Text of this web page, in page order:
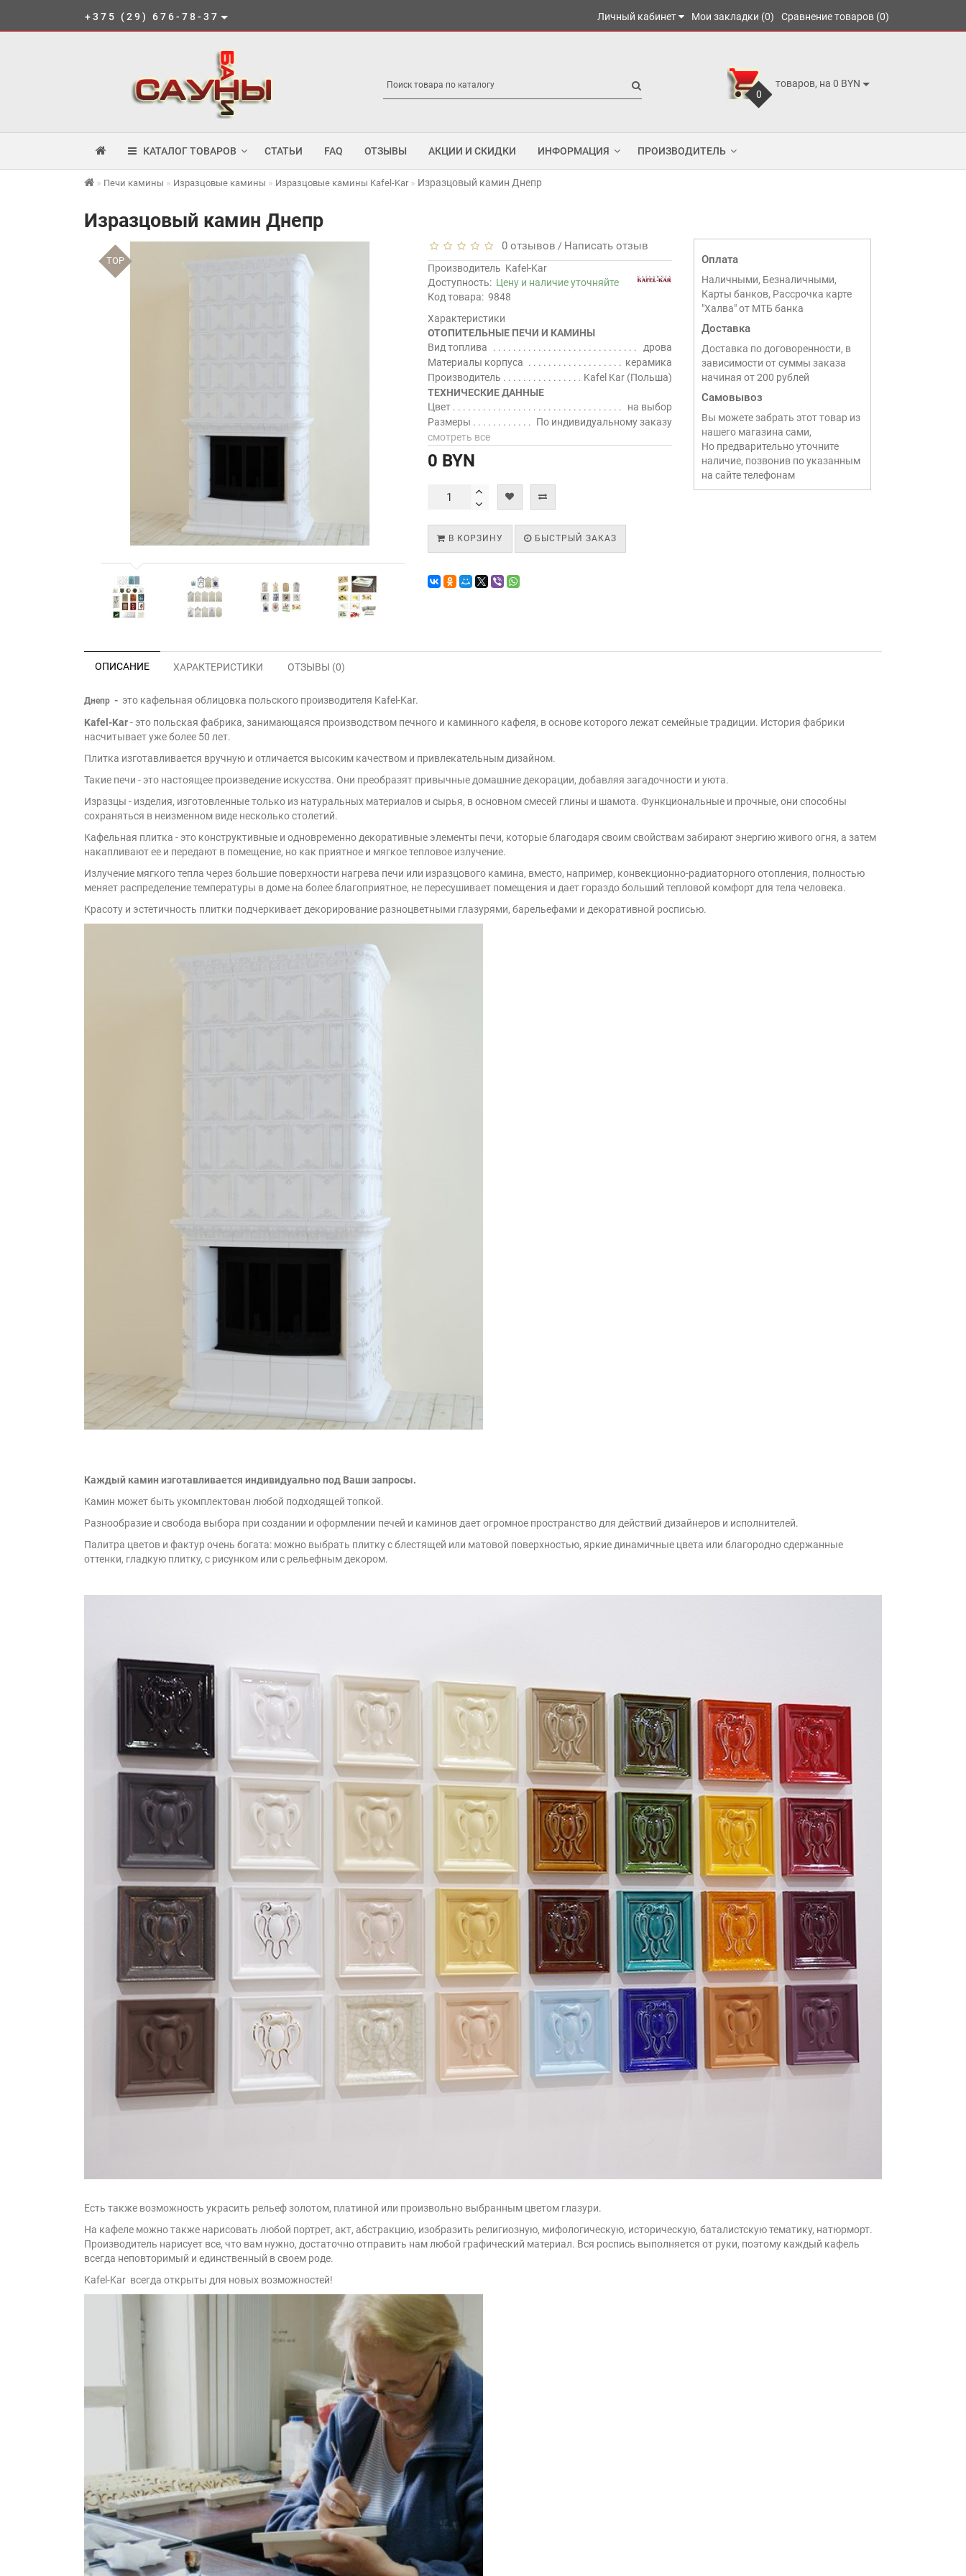
+375 (29) 676-78-37 Личный кабинет Мои закладки (0) Сравнение товаров (0)
0
товаров, на 0 BYN
КАТАЛОГ ТОВАРОВ СТАТЬИ FAQ ОТЗЫВЫ АКЦИИ И СКИДКИ ИНФОРМАЦИЯ ПРОИЗВОДИТЕЛЬ
Печи камины Изразцовые камины Изразцовые камины Kafel-Kar Изразцовый камин Днепр
Изразцовый камин Днепр
TOP
0 отзывов / Написать отзыв
Производитель Kafel-Kar
Доступность: Цену и наличие уточняйте
Код товара: 9848
Характеристики
ОТОПИТЕЛЬНЫЕ ПЕЧИ И КАМИНЫ
Вид топлива
дрова
Материалы корпуса
керамика
Производитель
Kafel Kar (Польша)
ТЕХНИЧЕСКИЕ ДАННЫЕ
Цвет
на выбор
Размеры
По индивидуальному заказу
смотреть все
0 BYN
В КОРЗИНУ БЫСТРЫЙ ЗАКАЗ
Оплата
Наличными, Безналичными,
Карты банков, Рассрочка карте
"Халва" от МТБ банка
Доставка
Доставка по договоренности, в
зависимости от суммы заказа
начиная от 200 рублей
Самовывоз
Вы можете забрать этот товар из
нашего магазина сами,
Но предварительно уточните
наличие, позвонив по указанным
на сайте телефонам
ОПИСАНИЕ ХАРАКТЕРИСТИКИ ОТЗЫВЫ (0)
Днепр - это кафельная облицовка польского производителя Kafel-Kar.
Kafel-Kar- это польская фабрика, занимающаяся производством печного и каминного кафеля, в основе которого лежат семейные традиции. История фабрики
насчитывает уже более 50 лет.
Плитка изготавливается вручную и отличается высоким качеством и привлекательным дизайном.
Такие печи - это настоящее произведение искусства. Они преобразят привычные домашние декорации, добавляя загадочности и уюта.
Изразцы - изделия, изготовленные только из натуральных материалов и сырья, в основном смесей глины и шамота. Функциональные и прочные, они способны
сохраняться в неизменном виде несколько столетий.
Кафельная плитка - это конструктивные и одновременно декоративные элементы печи, которые благодаря своим свойствам забирают энергию живого огня, а затем
накапливают ее и передают в помещение, но как приятное и мягкое тепловое излучение.
Излучение мягкого тепла через большие поверхности нагрева печи или изразцового камина, вместо, например, конвекционно-радиаторного отопления, полностью
меняет распределение температуры в доме на более благоприятное, не пересушивает помещения и дает гораздо больший тепловой комфорт для тела человека.
Красоту и эстетичность плитки подчеркивает декорирование разноцветными глазурями, барельефами и декоративной росписью.
Каждый камин изготавливается индивидуально под Ваши запросы.
Камин может быть укомплектован любой подходящей топкой.
Разнообразие и свобода выбора при создании и оформлении печей и каминов дает огромное пространство для действий дизайнеров и исполнителей.
Палитра цветов и фактур очень богата: можно выбрать плитку с блестящей или матовой поверхностью, яркие динамичные цвета или благородно сдержанные
оттенки, гладкую плитку, с рисунком или с рельефным декором.
Есть также возможность украсить рельеф золотом, платиной или произвольно выбранным цветом глазури.
На кафеле можно также нарисовать любой портрет, акт, абстракцию, изобразить религиозную, мифологическую, историческую, баталистскую тематику, натюрморт.
Производитель нарисует все, что вам нужно, достаточно отправить нам любой графический материал. Вся роспись выполняется от руки, поэтому каждый кафель
всегда неповторимый и единственный в своем роде.
Kafel-Kar всегда открыты для новых возможностей!